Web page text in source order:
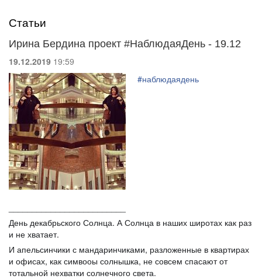
Статьи
Ирина Бердина проект #НаблюдаяДень - 19.12
19.12.2019 19:59
#наблюдаядень
День декабрьского Солнца. А Солнца в наших широтах как раз
и не хватает.
И апельсинчики с мандаринчиками, разложенные в квартирах
и офисах, как симвооы солнышка, не совсем спасают от
тотальной нехватки солнечного света.